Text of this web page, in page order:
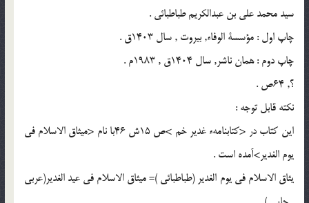
سيد محمد على بن عبدالكريم طباطبائى .
چاپ اول : مؤسسة الوفاء, بيروت , سال 1403ق .
چاپ دوم : همان ناشر, سال 1404ق , 1983م .
؟, 64ص .
نكته قابل توجه :
اين كتاب در <كتابنامهء غدير خم >ص 15ش 46با نام <ميثاق الاسلام فى
يوم الغدير>آمده است .
يثاق الاسلام فى يوم الغدير (طباطبائى )= ميثاق الاسلام فى عيد الغدير(عربى